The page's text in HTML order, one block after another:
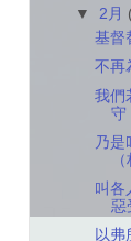
▼ 2月
基督
不再
我們
守
乃是
叫各
惡
以弗